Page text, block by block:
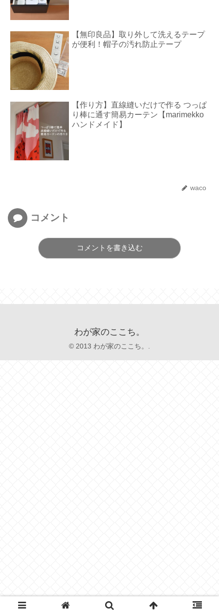
【無印良品】取り外して洗えるテープ
が便利！帽子の汚れ防止テープ
【作り方】直線縫いだけで作る つっぱ
り棒に通す簡易カーテン【marimekko
ハンドメイド】
waco
コメント
コメントを書き込む
わが家のここち。
© 2013 わが家のここち。.